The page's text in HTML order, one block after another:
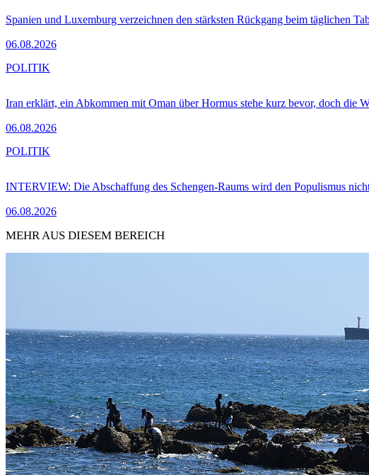
Spanien und Luxemburg verzeichnen den stärksten Rückgang beim täglichen
06.08.2026
Iran erklärt, ein Abkommen mit Oman über Hormus stehe kurz bevor, doch die
06.08.2026
POLITIK
INTERVIEW: Die Abschaffung des Schengen-Raums wird den Populismus
06.08.2026
POLITIK
MEHR AUS DIESEM BEREICH